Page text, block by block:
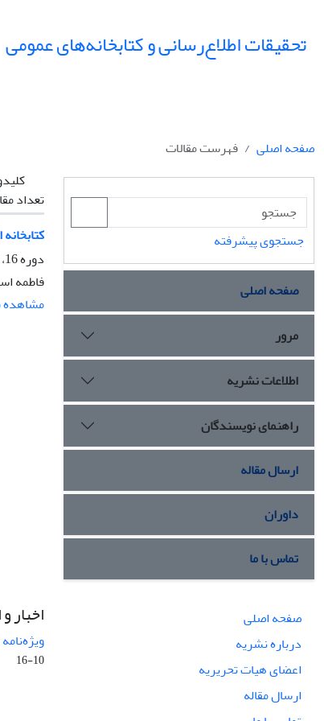
تحقیقات اطلاع‌رسانی و کتابخانه‌های عمومی
صفحه اصلی
فهرست مقالات
تعداد
دوره 16، شماره 4، زمستان 1389، صفحه
فاطمه
مشاهده
جستجوی پیشرفته
صفحه اصلی
مرور
اطلاعات نشریه
راهنمای نویسندگان
ارسال مقاله
داوران
تماس با ما
صفحه اصلی
درباره نشریه
اعضای هیات تحریریه
ارسال مقاله
اخبار
10-16